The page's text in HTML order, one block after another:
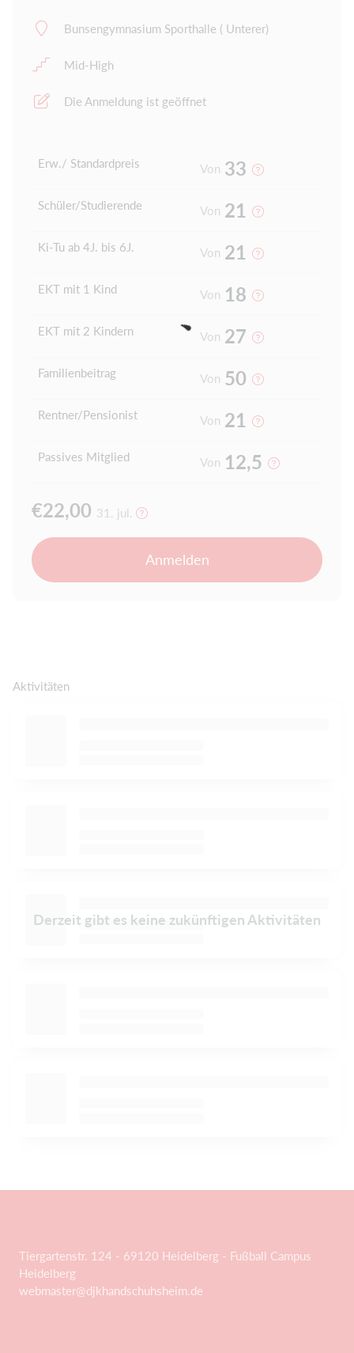
Bunsengymnasium Sporthalle ( Unterer)
Mid-High
Die Anmeldung ist geöffnet
Erw./ Standardpreis Von 33
Schüler/Studierende Von 21
Ki-Tu ab 4J. bis 6J. Von 21
EKT mit 1 Kind Von 18
EKT mit 2 Kindern Von 27
Familienbeitrag Von 50
Rentner/Pensionist Von 21
Passives Mitglied Von 12,5
€22,00 31. jul.
Anmelden
Aktivitäten
Derzeit gibt es keine zukünftigen Aktivitäten
Tiergartenstr. 124 - 69120 Heidelberg - Fußball Campus
Heidelberg
webmaster@djkhandschuhsheim.de